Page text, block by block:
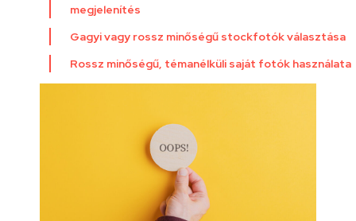
megjelenítés
Gagyi vagy rossz minőségű stockfotók választása
Rossz minőségű, témanélküli saját fotók használata